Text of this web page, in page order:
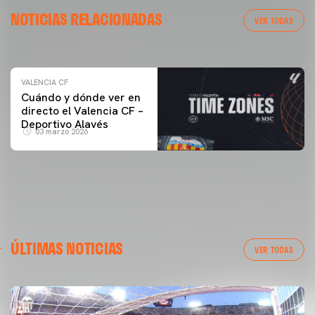
NOTICIAS RELACIONADAS VER TODAS
ENTRENAMIENTO DEL VALENCIA CF 04/03/26
VALENCIA CF
Cuándo y dónde ver en
directo el Valencia CF –
Deportivo Alavés
03 marzo 2026
ÚLTIMAS NOTICIAS VER TODAS